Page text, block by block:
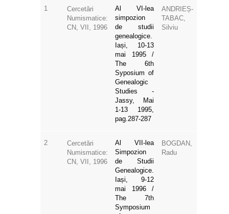
1
Cercetări
Numismatice:
CN, VII, 1996
Al VI-lea
simpozion
de studii
genealogice.
Iași, 10-13
mai 1995 /
The 6th
Syposium of
Genealogic
Studies -
Jassy, Mai
1-13 1995,
pag.287-287
ANDRIEȘ-
TABAC,
Silviu
2
Cercetări
Numismatice:
CN, VII, 1996
Al VII-lea
Simpozion
de Studii
Genealogice.
Iași, 9-12
mai 1996 /
The 7th
Symposium
BOGDAN,
Radu